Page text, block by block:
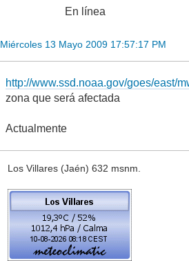
En línea
Miércoles 13 Mayo 2009 17:57:17 PM
http://www.ssd.noaa.gov/goes/east/
zona que será afectada
Actualmente
Los Villares (Jaén) 632 msnm.